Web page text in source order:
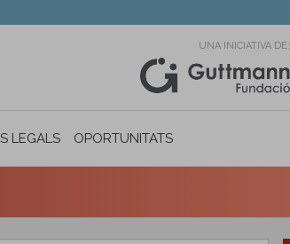
UNA INICIATIVA DE:
INCLUSIÓ SOCIAL
LEGALS OPORTUNITATS